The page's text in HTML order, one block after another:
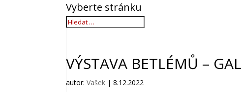
Vyberte stránku
VÝSTAVA BETLÉMŮ –
autor:Vašek |8.12.2022